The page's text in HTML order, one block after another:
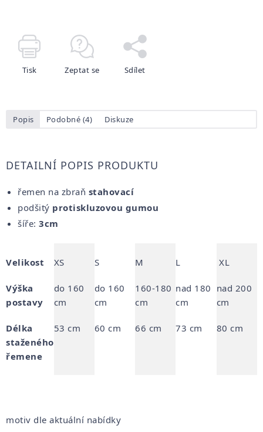
Tisk Zeptat se Sdílet
Popis Podobné (4) Diskuze
DETAILNÍ POPIS PRODUKTU
řemen na zbraň stahovací
podšitý protiskluzovou gumou
šíře: 3cm
Velikost
Výška
postavy
Délka
staženého
řemene
XS
do 160
cm
53 cm
S
do 160
cm
60 cm
M
160-180
cm
66 cm
L
nad 180
cm
73 cm
XL
nad 200
cm
80 cm
motiv dle aktuální nabídky